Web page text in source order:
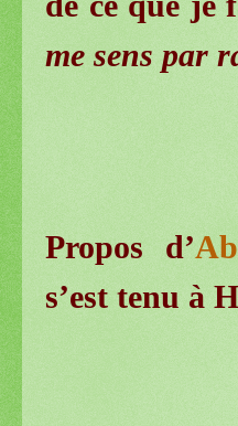
me sens par
Propos d’
s’est tenu à